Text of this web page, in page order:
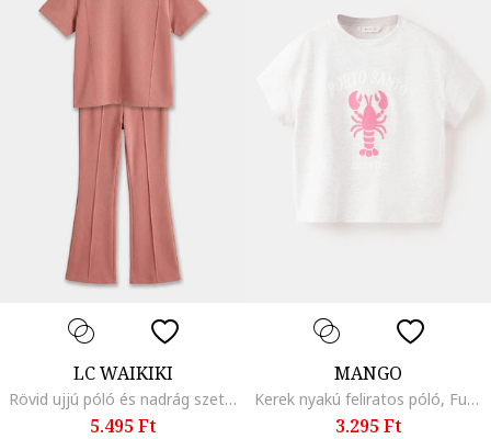
LC WAIKIKI
Rövid ujjú póló és nadrág szett - 2 részes, Púderrózsaszín
5.495 Ft
MANGO
Kerek nyakú feliratos póló, Fukszia/Melange világosszürke
3.295 Ft